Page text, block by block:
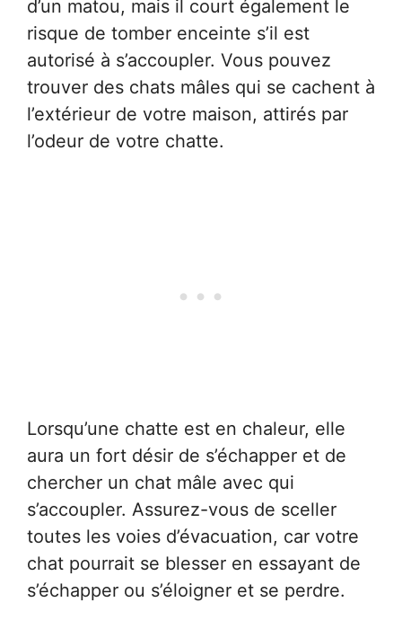
d’un matou, mais il court également le
risque de tomber enceinte s’il est
autorisé à s’accoupler. Vous pouvez
trouver des chats mâles qui se cachent à
l’extérieur de votre maison, attirés par
l’odeur de votre chatte.
Lorsqu’une chatte est en chaleur, elle
aura un fort désir de s’échapper et de
chercher un chat mâle avec qui
s’accoupler. Assurez-vous de sceller
toutes les voies d’évacuation, car votre
chat pourrait se blesser en essayant de
s’échapper ou s’éloigner et se perdre.